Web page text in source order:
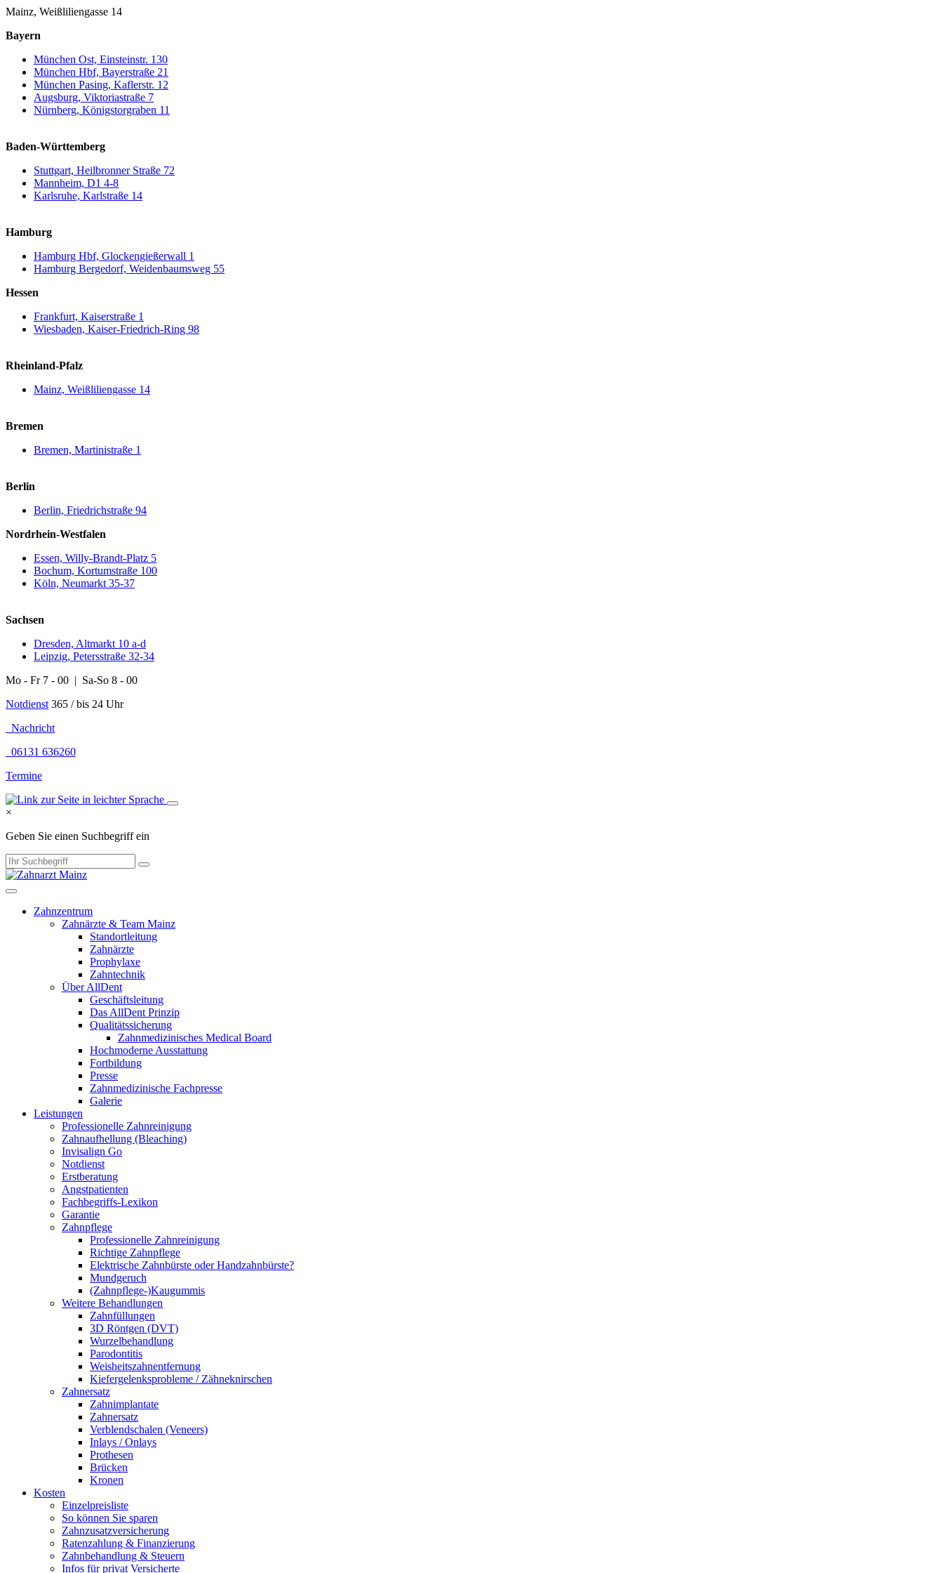
Mainz, Weißliliengasse 14
Bayern
München Ost, Einsteinstr. 130
München Hbf, Bayerstraße 21
München Pasing, Kaflerstr. 12
Augsburg, Viktoriastraße 7
Nürnberg, Königstorgraben 11
Baden-Württemberg
Stuttgart, Heilbronner Straße 72
Mannheim, D1 4-8
Karlsruhe, Karlstraße 14
Hamburg
Hamburg Hbf, Glockengießerwall 1
Hamburg Bergedorf, Weidenbaumsweg 55
Hessen
Frankfurt, Kaiserstraße 1
Wiesbaden, Kaiser-Friedrich-Ring 98
Rheinland-Pfalz
Mainz, Weißliliengasse 14
Bremen
Bremen, Martinistraße 1
Berlin
Berlin, Friedrichstraße 94
Nordrhein-Westfalen
Essen, Willy-Brandt-Platz 5
Bochum, Kortumstraße 100
Köln, Neumarkt 35-37
Sachsen
Dresden, Altmarkt 10 a-d
Leipzig, Petersstraße 32-34
Mo - Fr 7 - 00 | Sa-So 8 - 00
Notdienst 365 / bis 24 Uhr
Nachricht
06131 636260
Termine
×
Geben Sie einen Suchbegriff ein
Zahnzentrum
Zahnärzte & Team Mainz
Standortleitung
Zahnärzte
Prophylaxe
Zahntechnik
Über AllDent
Geschäftsleitung
Das AllDent Prinzip
Qualitätssicherung
Zahnmedizinisches Medical Board
Hochmoderne Ausstattung
Fortbildung
Presse
Zahnmedizinische Fachpresse
Galerie
Leistungen
Professionelle Zahnreinigung
Zahnaufhellung (Bleaching)
Invisalign Go
Notdienst
Erstberatung
Angstpatienten
Fachbegriffs-Lexikon
Garantie
Zahnpflege
Professionelle Zahnreinigung
Richtige Zahnpflege
Elektrische Zahnbürste oder Handzahnbürste?
Mundgeruch
(Zahnpflege-)Kaugummis
Weitere Behandlungen
Zahnfüllungen
3D Röntgen (DVT)
Wurzelbehandlung
Parodontitis
Weisheitszahnentfernung
Kiefergelenksprobleme / Zähneknirschen
Zahnersatz
Zahnimplantate
Zahnersatz
Verblendschalen (Veneers)
Inlays / Onlays
Prothesen
Brücken
Kronen
Kosten
Einzelpreisliste
So können Sie sparen
Zahnzusatzversicherung
Ratenzahlung & Finanzierung
Zahnbehandlung & Steuern
Infos für privat Versicherte